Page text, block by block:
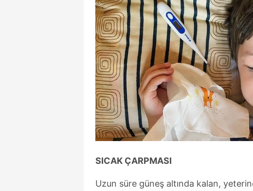
SICAK ÇARPMASI
Uzun süre güneş altında kalan,